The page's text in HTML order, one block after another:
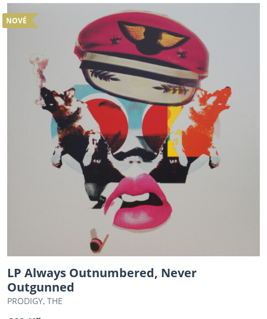
NOVÉ
LP Always Outnumbered, Never
Outgunned
PRODIGY, THE